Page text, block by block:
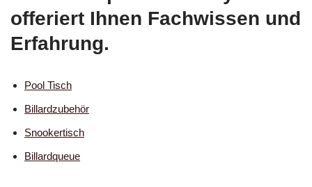
offeriert Ihnen Fachwissen und
Erfahrung.
Pool Tisch
Billardzubehör
Snookertisch
Billardqueue